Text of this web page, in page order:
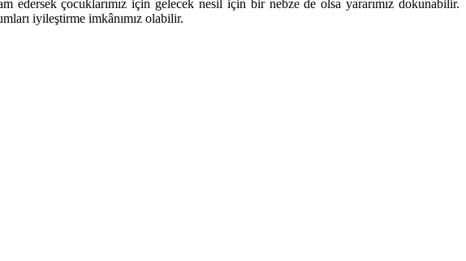
çocuklarımız için gelecek nesil için bir nebze de olsa yararımız dokunabilir.
iyileştirme imkânımız olabilir.